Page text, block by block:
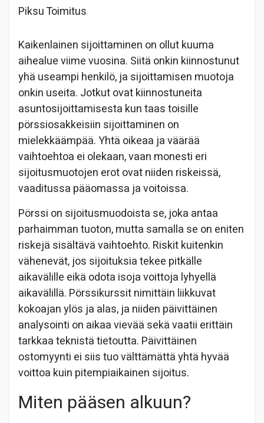
Piksu Toimitus
Kaikenlainen sijoittaminen on ollut kuuma
aihealue viime vuosina. Siitä onkin kiinnostunut
yhä useampi henkilö, ja sijoittamisen muotoja
onkin useita. Jotkut ovat kiinnostuneita
asuntosijoittamisesta kun taas toisille
pörssiosakkeisiin sijoittaminen on
mielekkäämpää. Yhtä oikeaa ja väärää
vaihtoehtoa ei olekaan, vaan monesti eri
sijoitusmuotojen erot ovat niiden riskeissä,
vaaditussa pääomassa ja voitoissa.
Pörssi on sijoitusmuodoista se, joka antaa
parhaimman tuoton, mutta samalla se on eniten
riskejä sisältävä vaihtoehto. Riskit kuitenkin
vähenevät, jos sijoituksia tekee pitkälle
aikavälille eikä odota isoja voittoja lyhyellä
aikavälillä. Pörssikurssit nimittäin liikkuvat
kokoajan ylös ja alas, ja niiden päivittäinen
analysointi on aikaa vievää sekä vaatii erittäin
tarkkaa teknistä tietoutta. Päivittäinen
ostomyynti ei siis tuo välttämättä yhtä hyvää
voittoa kuin pitempiaikainen sijoitus.
Miten pääsen alkuun?